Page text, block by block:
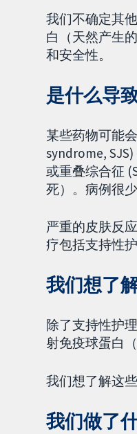
我们不确定其
白（天然产生
和安全性。
是什么导
某些药物可能
syndrome,
或重叠综合征
死）。病例很
严重的皮肤反
疗包括支持性
我们想了
除了支持性护
射免疫球蛋白（
我们想了解这
我们做了